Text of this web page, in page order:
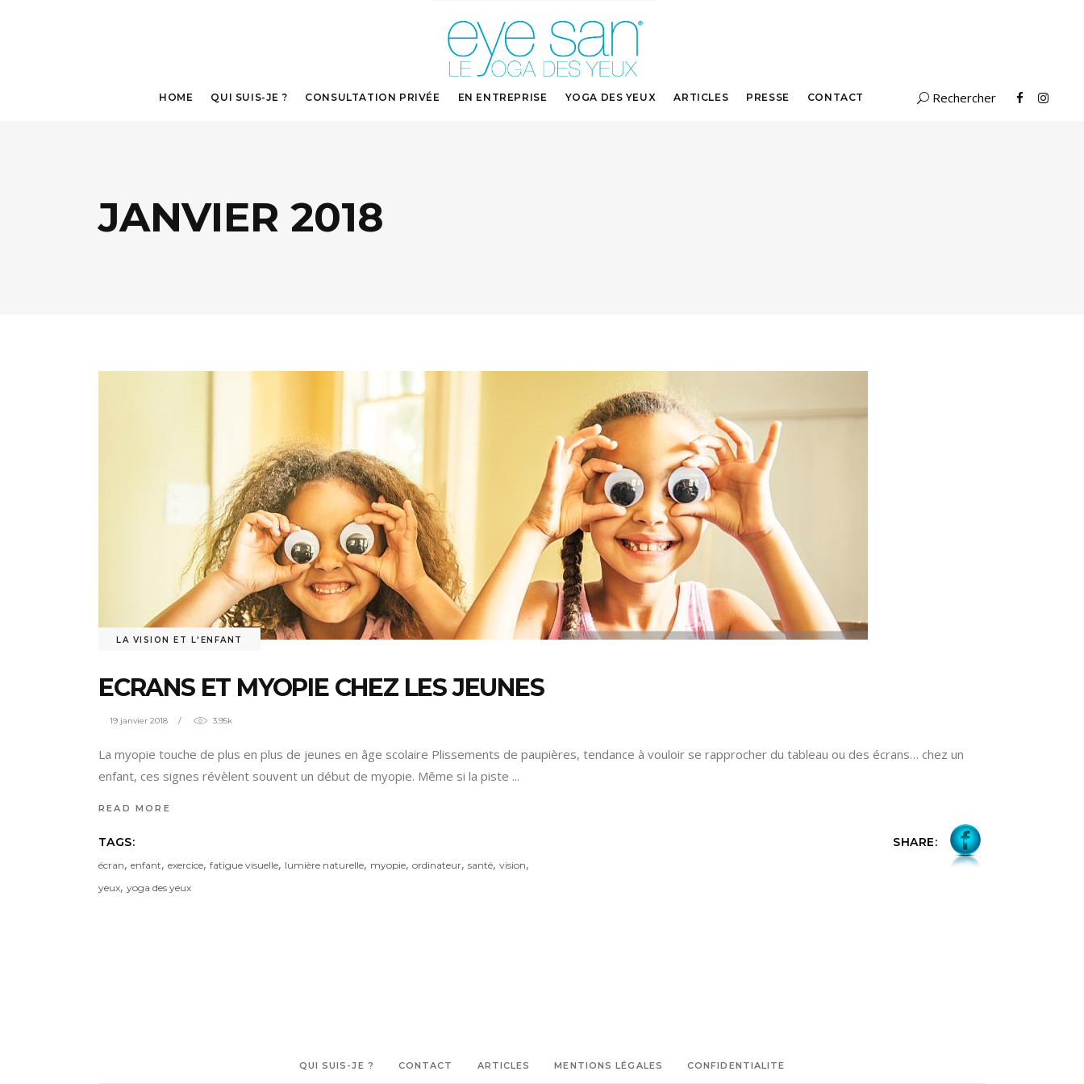
HOME QUI SUIS-JE ? CONSULTATION PRIVÉE EN ENTREPRISE YOGA DES YEUX
LA « RESPIRATION »
LE « SEMAPHORE » POUR
ARTICLES PRESSE CONTACT
JANVIER 2018
LA VISION ET L'ENFANT
ECRANS ET MYOPIE CHEZ LES JEUNES
19 janvier 2018 3.95k
La myopie touche de plus en plus de jeunes en âge scolaire Plissements de paupières, tendance à vouloir se rapprocher du tableau ou des écrans… chez un
enfant, ces signes révèlent souvent un début de myopie. Même si la piste
READ MORE
TAGS:
écran, enfant, exercice, fatigue visuelle, lumière naturelle, myopie, ordinateur, santé, vision,
yeux, yoga des yeux
SHARE:
QUI SUIS-JE ? CONTACT ARTICLES MENTIONS LÉGALES CONFIDENTIALITE